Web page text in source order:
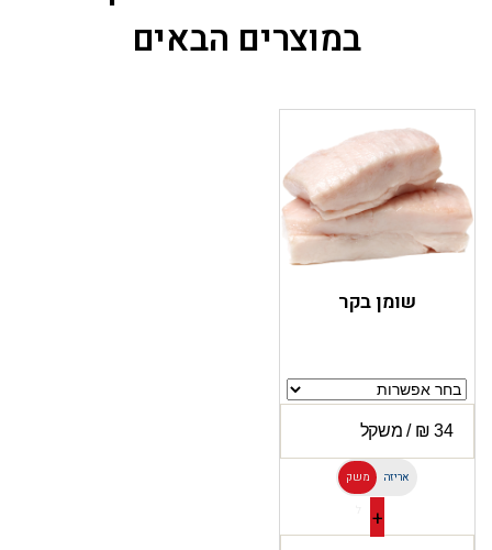
במוצרים הבאים
שומן בקר
משק אריזה
+